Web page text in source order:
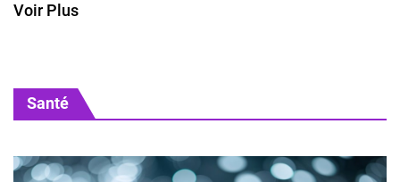
Voir Plus
Santé